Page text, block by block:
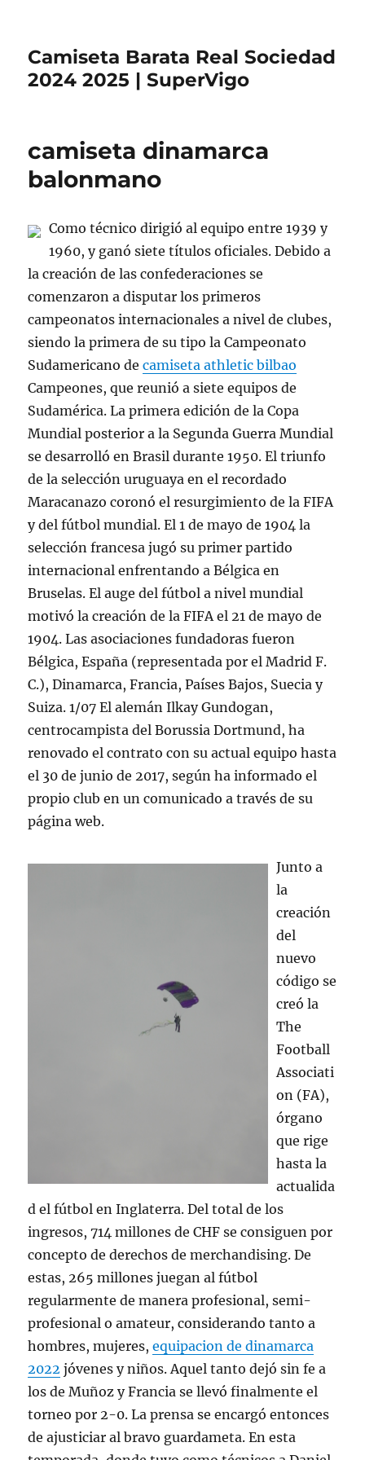
Camiseta Barata Real Sociedad
2024 2025 | SuperVigo
camiseta dinamarca
balonmano
Como técnico dirigió al equipo entre 1939 y
1960, y ganó siete títulos oficiales. Debido a
la creación de las confederaciones se
comenzaron a disputar los primeros
campeonatos internacionales a nivel de clubes,
siendo la primera de su tipo la Campeonato
Sudamericano decamiseta athletic bilbao
Campeones, que reunió a siete equipos de
Sudamérica. La primera edición de la Copa
Mundial posterior a la Segunda Guerra Mundial
se desarrolló en Brasil durante 1950. El triunfo
de la selección uruguaya en el recordado
Maracanazo coronó el resurgimiento de la FIFA
y del fútbol mundial. El 1 de mayo de 1904 la
selección francesa jugó su primer partido
internacional enfrentando a Bélgica en
Bruselas. El auge del fútbol a nivel mundial
motivó la creación de la FIFA el 21 de mayo de
1904. Las asociaciones fundadoras fueron
Bélgica, España (representada por el Madrid F.
C.), Dinamarca, Francia, Países Bajos, Suecia y
Suiza. 1/07 El alemán Ilkay Gundogan,
centrocampista del Borussia Dortmund, ha
renovado el contrato con su actual equipo hasta
el 30 de junio de 2017, según ha informado el
propio club en un comunicado a través de su
página web.
Junto a
la
creación
del
nuevo
código se
creó la
The
Football
Associati
on (FA),
órgano
que rige
hasta la
actualida
d el fútbol en Inglaterra. Del total de los
ingresos, 714 millones de CHF se consiguen por
concepto de derechos de merchandising. De
estas, 265 millones juegan al fútbol
regularmente de manera profesional, semi-
profesional o amateur, considerando tanto a
hombres, mujeres,equipacion de dinamarca
2022 jóvenes y niños. Aquel tanto dejó sin fe a
los de Muñoz y Francia se llevó finalmente el
torneo por 2-0. La prensa se encargó entonces
de ajusticiar al bravo guardameta. En esta